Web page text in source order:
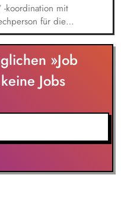
koordination mit
für die
Betriebe/ Stunden- und
der Abnahme der
neuen
und bereiten
auf die
vor. Sie planen
Prüfungen ab. Sie
Praxiseinrichtungen
Transfer.
»Job
Jobs